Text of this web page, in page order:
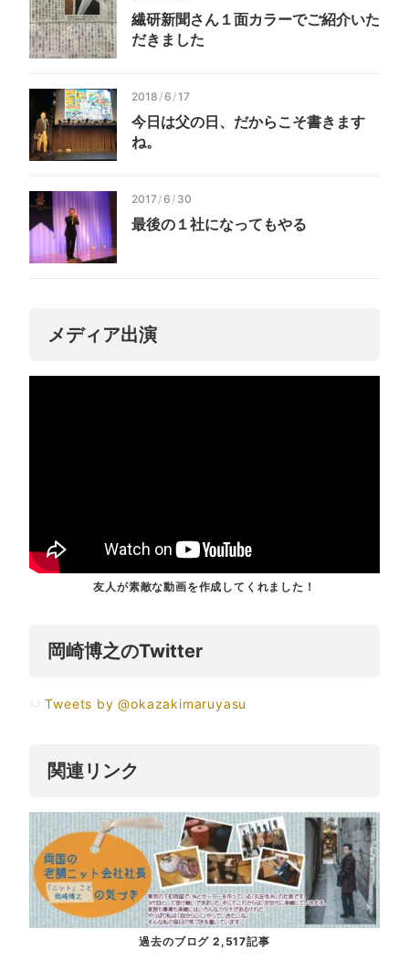
繊研新聞さん１面カラーでご紹介いた
だきました
2018 /6 /17
今日は父の日、だからこそ書きます
ね。
2017/6 / 30
最後の１社になってもやる
メディア出演
友人が素敵な動画を作成してくれました！
岡崎博之のTwitter
Tweets by @okazakimaruyasu
関連リンク
過去のブログ 2,517記事